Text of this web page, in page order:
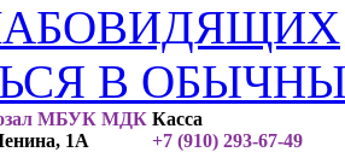
В
МБУК МДК
1А
Касса
+7 (910) 293-67-49